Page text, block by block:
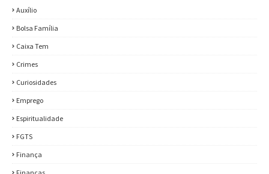
Auxílio
Bolsa Família
Caixa Tem
Crimes
Curiosidades
Emprego
Espiritualidade
FGTS
Finança